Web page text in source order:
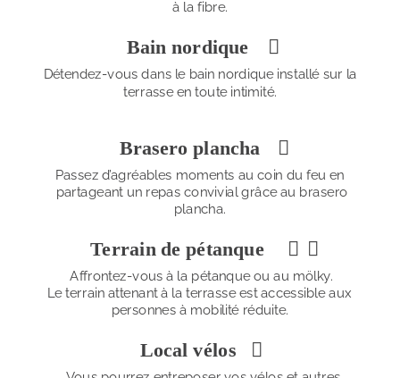
à la fibre.
Bain nordique 
Détendez-vous dans le bain nordique installé sur la
terrasse en toute intimité.
Brasero plancha 
Passez d’agréables moments au coin du feu en
partageant un repas convivial grâce au brasero
plancha.
Terrain de pétanque  
Affrontez-vous à la pétanque ou au mölky.
Le terrain attenant à la terrasse est accessible aux
personnes à mobilité réduite.
Local vélos 